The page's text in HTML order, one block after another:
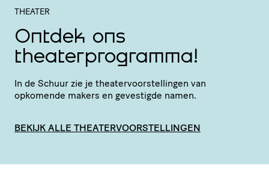
THEATER
Ontdek ons
theaterprogramma!
In de Schuur zie je thea­ter­voor­stel­lingen van
opkomende makers en gevestigde namen.
BEKIJK ALLE THEATERVOORSTELLINGEN